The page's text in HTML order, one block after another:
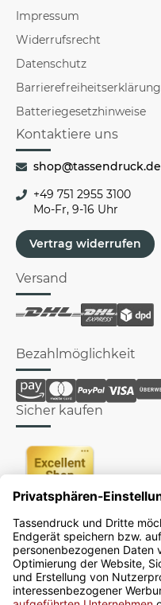
Impressum
Widerrufsrecht
Datenschutz
Barrierefreiheitserklärung
Batteriegesetzhinweise
Kontaktiere uns
shop@tassendruck.de
+49 751 2955 3100
Mo-Fr, 9-16 Uhr
Vertrag widerrufen
Versand
Bezahlmöglichkeit
Sicher kaufen